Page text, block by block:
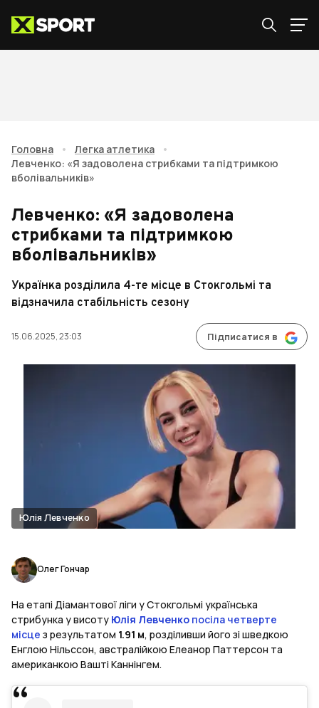
Головна • Легка атлетика
•
Левченко: «Я задоволена стрибками та підтримкою
вболівальників»
Левченко: «Я задоволена
стрибками та підтримкою
вболівальників»
Українка розділила 4-те місце в Стокгольмі та
відзначила стабільність сезону
15.06.2025, 23:03 Підписатися в
Юлія Левченко
Олег Гончар
На етапі Діамантової ліги у Стокгольмі українська
стрибунка у висоту Юлія Левченко посіла четверте
місце з результатом 1.91 м, розділивши його зі шведкою
Енглою Нільссон, австралійкою Елеанор Паттерсон та
американкою Вашті Каннінгем.